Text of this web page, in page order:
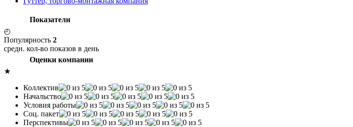
Показатели
◴
Популярность 2
средн. кол-во показов в день
Оценки компании
★
Коллектив
Начальство
Условия работы
Соц. пакет
Перспективы